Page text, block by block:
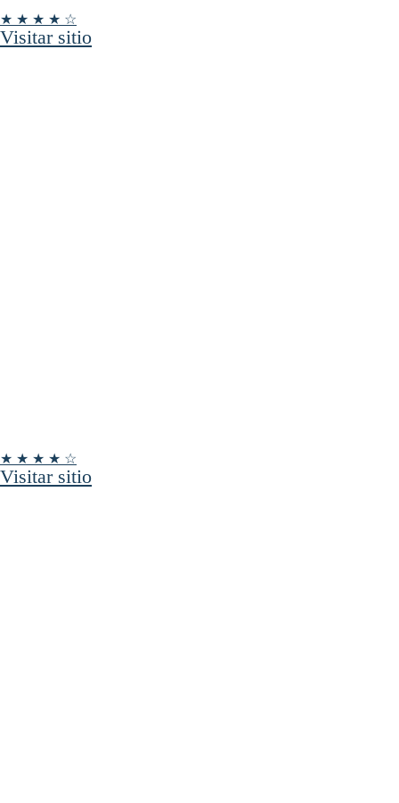
★ ★ ★ ★ ☆
Visitar sitio
★ ★ ★ ★ ☆
Visitar sitio